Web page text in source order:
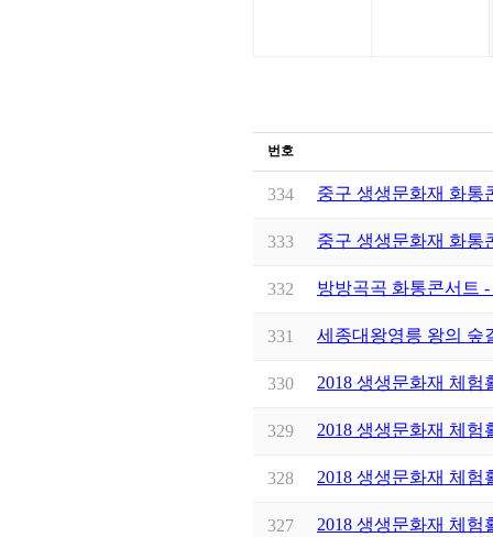
번호
334 중구 생생문화재 화통
333 중구 생생문화재 화통
332 방방곡곡 화통콘서트
331 세종대왕영릉 왕의 숲
330 2018 생생문화재 체험
329 2018 생생문화재 체험
328 2018 생생문화재 체험
327 2018 생생문화재 체험